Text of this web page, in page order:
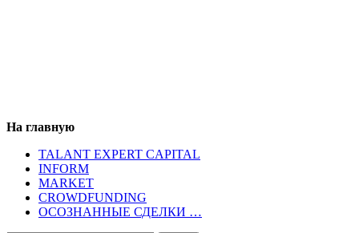
На главную
TALANT EXPERT CAPITAL
INFORM
MARKET
CROWDFUNDING
ОСОЗНАННЫЕ СДЕЛКИ …